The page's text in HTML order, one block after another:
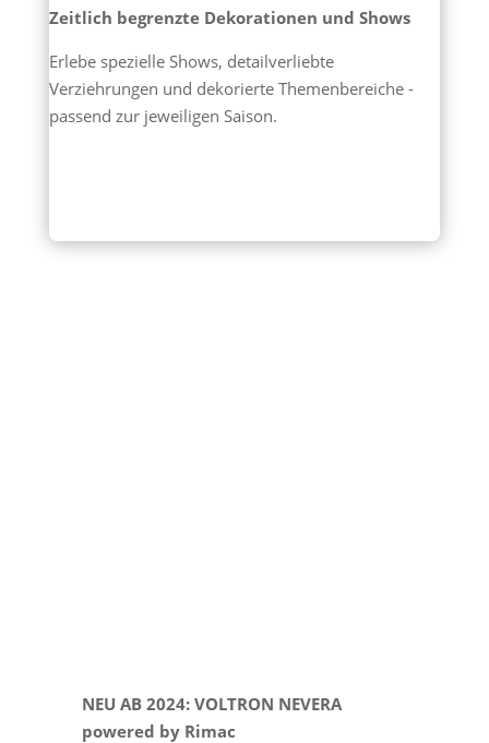
Zeitlich begrenzte Dekorationen und Shows
Erlebe spezielle Shows, detailverliebte
Verziehrungen und dekorierte Themenbereiche -
passend zur jeweiligen Saison.
NEU AB 2024: VOLTRON NEVERA
powered by Rimac